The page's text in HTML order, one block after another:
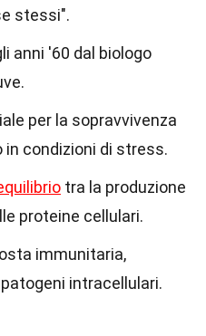
stessi".
anni '60 dal biologo
per la sopravvivenza
condizioni di stress.
tra la produzione
proteine cellulari.
immunitaria,
intracellulari.